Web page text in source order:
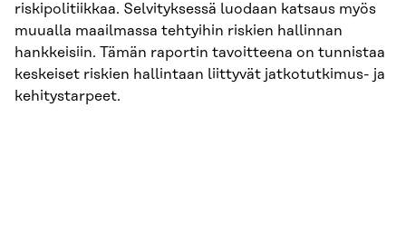
riskipolitiikkaa. Selvityksessä luodaan katsaus myös
muualla maailmassa tehtyihin riskien hallinnan
hankkeisiin. Tämän raportin tavoitteena on tunnistaa
keskeiset riskien hallintaan liittyvät jatkotutkimus- ja
kehitystarpeet.